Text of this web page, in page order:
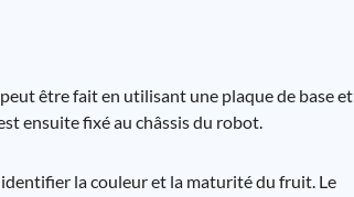
être fait en utilisant une plaque de base et
ensuite fixé au châssis du robot.
la couleur et la maturité du fruit. Le